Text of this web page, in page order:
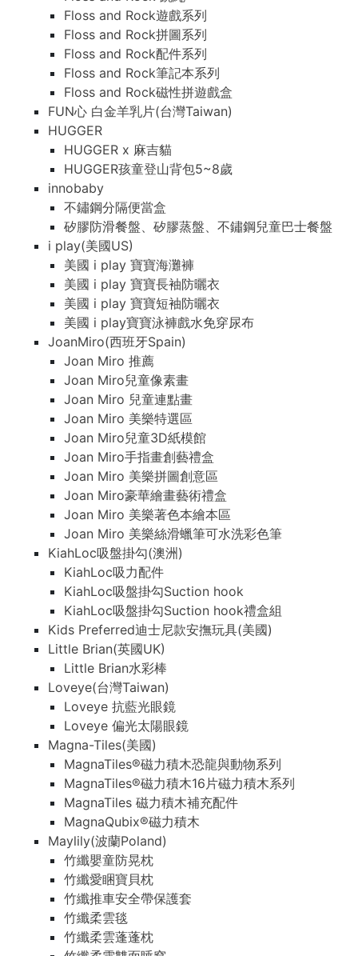
Floss and Rock遊戲系列
Floss and Rock拼圖系列
Floss and Rock配件系列
Floss and Rock筆記本系列
Floss and Rock磁性拼遊戲盒
FUN心 白金羊乳片(台灣Taiwan)
HUGGER
HUGGER x 麻吉貓
HUGGER孩童登山背包5~8歲
innobaby
不鏽鋼分隔便當盒
矽膠防滑餐盤、矽膠蒸盤、不鏽鋼兒童巴士餐盤
i play(美國US)
美國 i play 寶寶海灘褲
美國 i play 寶寶長袖防曬衣
美國 i play 寶寶短袖防曬衣
美國 i play寶寶泳褲戲水免穿尿布
JoanMiro(西班牙Spain)
Joan Miro 推薦
Joan Miro兒童像素畫
Joan Miro 兒童連點畫
Joan Miro 美樂特選區
Joan Miro兒童3D紙模館
Joan Miro手指畫創藝禮盒
Joan Miro 美樂拼圖創意區
Joan Miro豪華繪畫藝術禮盒
Joan Miro 美樂著色本繪本區
Joan Miro 美樂絲滑蠟筆可水洗彩色筆
KiahLoc吸盤掛勾(澳洲)
KiahLoc吸力配件
KiahLoc吸盤掛勾Suction hook
KiahLoc吸盤掛勾Suction hook禮盒組
Kids Preferred迪士尼款安撫玩具(美國)
Little Brian(英國UK)
Little Brian水彩棒
Loveye(台灣Taiwan)
Loveye 抗藍光眼鏡
Loveye 偏光太陽眼鏡
Magna-Tiles(美國)
MagnaTiles®磁力積木恐龍與動物系列
MagnaTiles®磁力積木16片磁力積木系列
MagnaTiles 磁力積木補充配件
MagnaQubix®磁力積木
Maylily(波蘭Poland)
竹纖嬰童防晃枕
竹纖愛睏寶貝枕
竹纖推車安全帶保護套
竹纖柔雲毯
竹纖柔雲蓬蓬枕
Floss and Rock遊戲系列
Floss and Rock拼圖系列
Floss and Rock配件系列
Floss and Rock筆記本系列
Floss and Rock磁性拼遊戲盒
FUN心 白金羊乳片(台灣Taiwan)
HUGGER
HUGGER x 麻吉貓
HUGGER孩童登山背包5~8歲
innobaby
不鏽鋼分隔便當盒
矽膠防滑餐盤、矽膠蒸盤、不鏽鋼兒童巴士餐盤
i play(美國US)
美國 i play 寶寶海灘褲
美國 i play 寶寶長袖防曬衣
美國 i play 寶寶短袖防曬衣
美國 i play寶寶泳褲戲水免穿尿布
JoanMiro(西班牙Spain)
Joan Miro 推薦
Joan Miro兒童像素畫
Joan Miro 兒童連點畫
Joan Miro 美樂特選區
Joan Miro兒童3D紙模館
Joan Miro手指畫創藝禮盒
Joan Miro 美樂拼圖創意區
Joan Miro豪華繪畫藝術禮盒
Joan Miro 美樂著色本繪本區
Joan Miro 美樂絲滑蠟筆可水洗彩色筆
KiahLoc吸盤掛勾(澳洲)
KiahLoc吸力配件
KiahLoc吸盤掛勾Suction hook
KiahLoc吸盤掛勾Suction hook禮盒組
Kids Preferred迪士尼款安撫玩具(美國)
Little Brian(英國UK)
Little Brian水彩棒
Loveye(台灣Taiwan)
Loveye 抗藍光眼鏡
Loveye 偏光太陽眼鏡
Magna-Tiles(美國)
MagnaTiles®磁力積木恐龍與動物系列
MagnaTiles®磁力積木16片磁力積木系列
MagnaTiles 磁力積木補充配件
MagnaQubix®磁力積木
Maylily(波蘭Poland)
竹纖嬰童防晃枕
竹纖愛睏寶貝枕
竹纖推車安全帶保護套
竹纖柔雲毯
竹纖柔雲蓬蓬枕